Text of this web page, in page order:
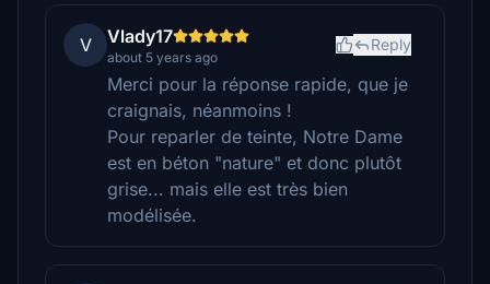
V Vlady17
about 5 years ago
Reply
Merci pour la réponse rapide, que je
craignais, néanmoins !
Pour reparler de teinte, Notre Dame
est en béton "nature" et donc plutôt
grise... mais elle est très bien
modélisée.